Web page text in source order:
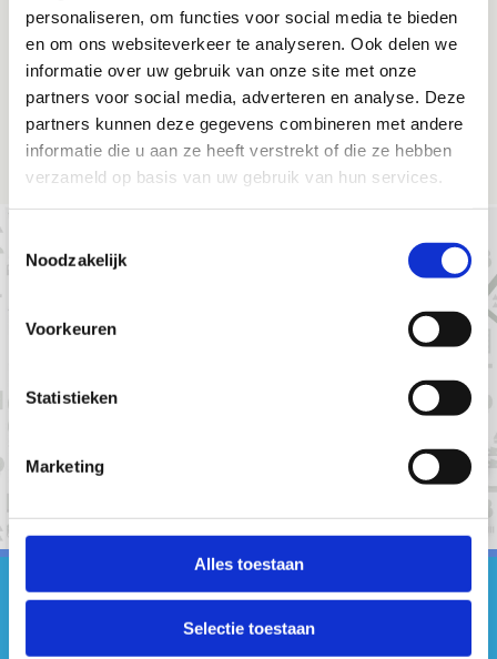
personaliseren, om functies voor social media te bieden
en om ons websiteverkeer te analyseren. Ook delen we
informatie over uw gebruik van onze site met onze
partners voor social media, adverteren en analyse. Deze
partners kunnen deze gegevens combineren met andere
informatie die u aan ze heeft verstrekt of die ze hebben
verzameld op basis van uw gebruik van hun services.
Noodzakelijk
Voorkeuren
Statistieken
Marketing
Alles toestaan
Selectie toestaan
+
-
#sportersbelevenmeer